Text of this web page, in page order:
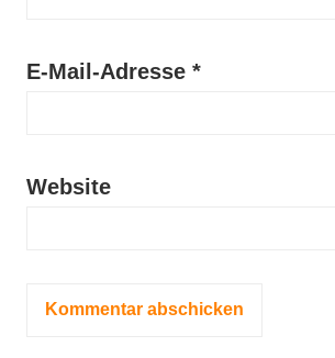
E-Mail-Adresse *
Website